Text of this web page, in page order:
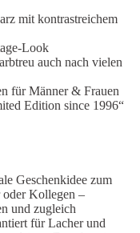
mit kontrastreichem
Look
auch nach vielen
für Männer & Frauen
Edition since 1996“
Geschenkidee zum
oder Kollegen –
und zugleich
für Lacher und